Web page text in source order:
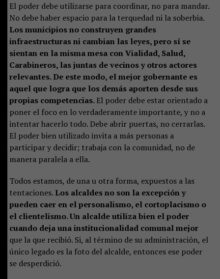
El poder debe utilizarse para coordinar, no para mandar.
No debe haber espacio para la terquedad ni la soberbia.
Los municipios no construyen grandes
infraestructuras ni cambian las leyes, pero sí se
sientan en la misma mesa con Vialidad, Salud,
Carabineros, las juntas de vecinos y otros actores
relevantes. De este modo, el mejor gobernante es
aquel que logra que los demás aporten desde sus
propias competencias.El poder debe estar orientado a
poner el foco en lo verdaderamente importante, y no a
intentar hacerlo todo. Debe abrir puertas, no cerrarlas.
El poder bien utilizado invita a más personas a
participar y decidir; trabaja con la comunidad, no de
manera paralela a ella.
Todos estamos, de una u otra forma, expuestos a las
tentaciones. Los alcaldes no son la excepción y
pueden caer en el personalismo, el cortoplacismo o
el clientelismo. Un alcalde utiliza bien el poder
cuando deja una institucionalidad comunal mejor
que la que recibió. Si, al término de su administración, el
único legado es la foto del alcalde, entonces ese poder
se desperdició.